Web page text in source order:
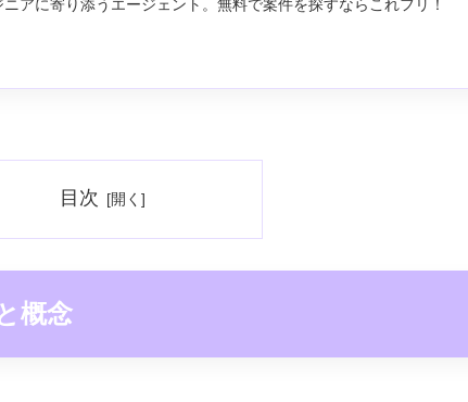
ニアに寄り添うエージェント。無料で案件を探すならこれフリ！
目次
概念